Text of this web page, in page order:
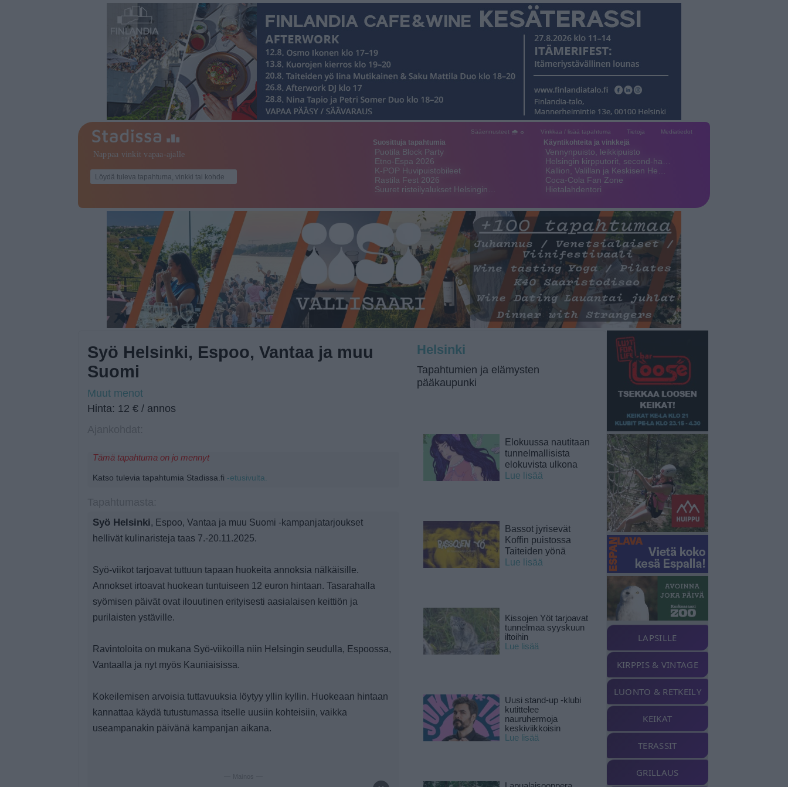
Sääennusteet 🌧 ☼ Vinkkaa / lisää tapahtuma Tietoja Mediatiedot
Suosittuja tapahtumia
Puotila Block Party
Etno-Espa 2026
K-POP Huvipuistobileet
Rastila Fest 2026
Suuret risteilyalukset Helsingin…
Käyntikohteita ja vinkkejä
Vennynpuisto, leikkipuisto
Helsingin kirpputorit, second-ha…
Kallion, Valillan ja Keskisen He…
Coca-Cola Fan Zone
Hietalahdentori
Syö Helsinki, Espoo, Vantaa ja muu
Suomi
Muut menot
Hinta: 12 € / annos
Tämä tapahtuma on jo mennyt
Katso tulevia tapahtumia Stadissa.fi -etusivulta.
Syö Helsinki, Espoo, Vantaa ja muu Suomi -kampanjatarjoukset
hellivät kulinaristeja taas 7.-20.11.2025.
Syö-viikot tarjoavat tuttuun tapaan huokeita annoksia nälkäisille.
Annokset irtoavat huokean tuntuiseen 12 euron hintaan. Tasarahalla
syömisen päivät ovat ilouutinen erityisesti aasialaisen keittiön ja
purilaisten ystäville.
Ravintoloita on mukana Syö-viikoilla niin Helsingin seudulla, Espoossa,
Vantaalla ja nyt myös Kauniaisissa.
Kokeilemisen arvoisia tuttavuuksia löytyy yllin kyllin. Huokeaan hintaan
kannattaa käydä tutustumassa itselle uusiin kohteisiin, vaikka
useampanakin päivänä kampanjan aikana.
— Mainos —
Helsinki
Tapahtumien ja elämysten
pääkaupunki
Elokuussa nautitaan
tunnelmallisista
elokuvista ulkona
Lue lisää
Bassot jyrisevät
Koffin puistossa
Taiteiden yönä
Lue lisää
Kissojen Yöt tarjoavat
tunnelmaa syyskuun
iltoihin
Lue lisää
Uusi stand-up -klubi
kutittelee
nauruhermoja
keskiviikkoisin
Lue lisää
LAPSILLE
KIRPPIS & VINTAGE
LUONTO & RETKEILY
KEIKAT
TERASSIT
GRILLAUS